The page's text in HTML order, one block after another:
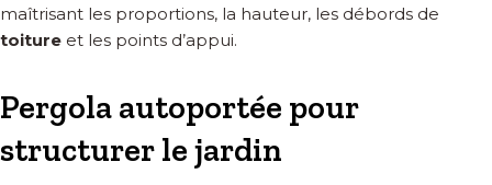
maîtrisant les proportions, la hauteur, les débords de
toitureet les points d’appui.
Pergola autoportée pour
structurer le jardin